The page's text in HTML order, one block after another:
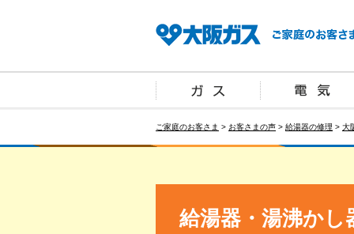
ご家庭のお客さま > お客さまの声 > 給湯器の修理 > 大
給湯器・湯沸かし